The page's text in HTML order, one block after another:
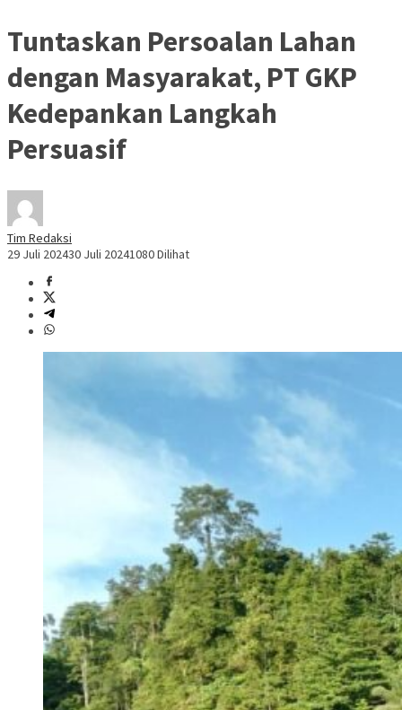
Tuntaskan Persoalan Lahan
dengan Masyarakat, PT GKP
Kedepankan Langkah
Persuasif
Tim Redaksi
29 Juli 202430 Juli 20241080 Dilihat